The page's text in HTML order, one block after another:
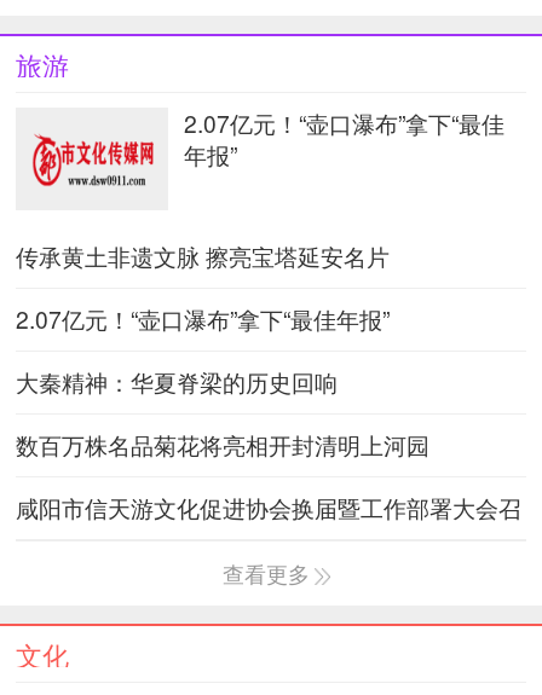
旅游
2.07亿元！“壶口瀑布”拿下“最佳
年报”
传承黄土非遗文脉 擦亮宝塔延安名片
2.07亿元！“壶口瀑布”拿下“最佳年报”
大秦精神：华夏脊梁的历史回响
数百万株名品菊花将亮相开封清明上河园
咸阳市信天游文化促进协会换届暨工作部署大会召
查看更多
文化